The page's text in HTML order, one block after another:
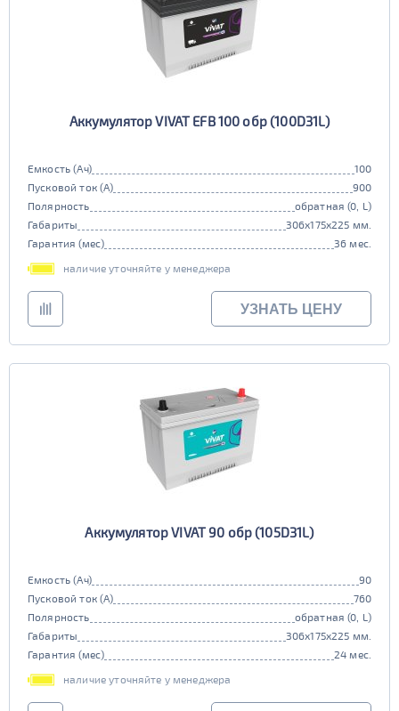
Аккумулятор VIVAT EFB 100 обр (100D31L)
Емкость (Ач)
100
Пусковой ток (А)
900
Полярность
обратная (0, L)
Габариты
306x175x225 мм.
Гарантия (мес)
36 мес.
наличие уточняйте у менеджера
УЗНАТЬ ЦЕНУ
Аккумулятор VIVAT 90 обр (105D31L)
Емкость (Ач)
90
Пусковой ток (А)
760
Полярность
обратная (0, L)
Габариты
306x175x225 мм.
Гарантия (мес)
24 мес.
наличие уточняйте у менеджера